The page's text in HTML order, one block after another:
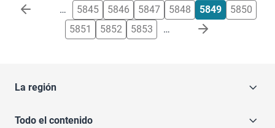
Paginación … 5845 5846 5847 5848 5849
5850
5851
5852 5853 …
La región
Todo el contenido